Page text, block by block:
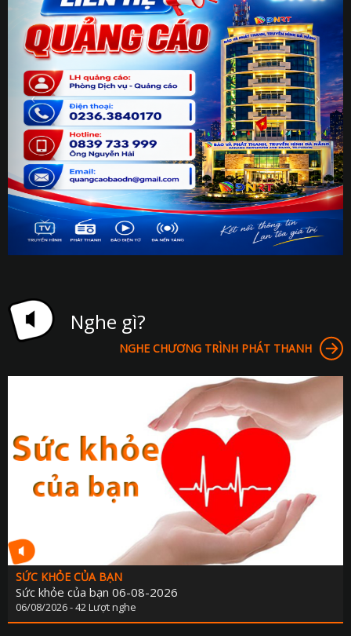
Nghe gì?
SỨC KHỎE CỦA BẠN
Sức khỏe của bạn 06-08-2026
06/08/2026 - 42 Lượt nghe